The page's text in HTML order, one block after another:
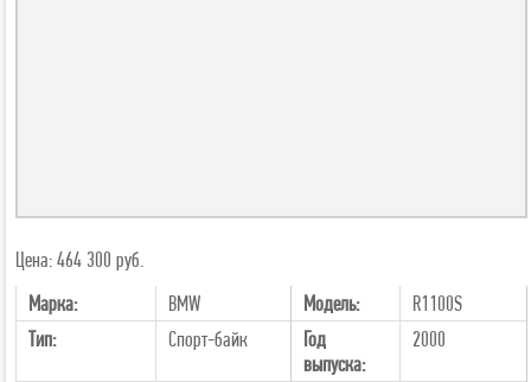
Цена: 464 300 руб.
Марка:
BMW Модель:
R1100S
Тип:
Спорт-байк
Год
выпуска:
2000